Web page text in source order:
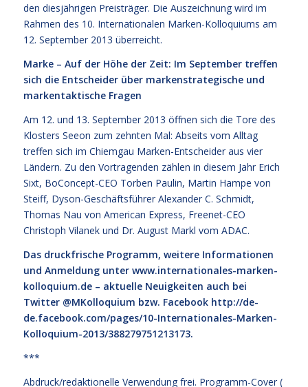
den diesjährigen Preisträger. Die Auszeichnung wird im
Rahmen des 10. Internationalen Marken-Kolloquiums am
12. September 2013 überreicht.
Marke – Auf der Höhe der Zeit: Im September treffen
sich die Entscheider über markenstrategische und
markentaktische Fragen
Am 12. und 13. September 2013 öffnen sich die Tore des
Klosters Seeon zum zehnten Mal: Abseits vom Alltag
treffen sich im Chiemgau Marken-Entscheider aus vier
Ländern. Zu den Vortragenden zählen in diesem Jahr Erich
Sixt, BoConcept-CEO Torben Paulin, Martin Hampe von
Steiff, Dyson-Geschäftsführer Alexander C. Schmidt,
Thomas Nau von American Express, Freenet-CEO
Christoph Vilanek und Dr. August Markl vom ADAC.
Das druckfrische Programm, weitere Informationen
und Anmeldung unter www.internationales-marken-
kolloquium.de– aktuelle Neuigkeiten auch bei
Twitter @MKolloquium bzw. Facebook http://de-
de.facebook.com/pages/10-Internationales-Marken-
Kolloquium-2013/388279751213173.
***
Abdruck/redaktionelle Verwendung frei. Programm-Cover (